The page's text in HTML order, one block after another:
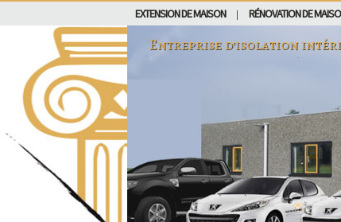
EXTENSION DE MAISON RÉNOVATION DE
Entreprise d'isolation